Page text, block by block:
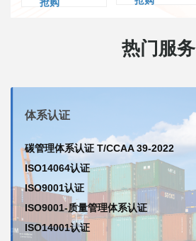
热门服务
体系认证
碳管理体系认证 T/CCAA 39-2022
ISO14064认证
ISO9001认证
ISO9001-质量管理体系认证
ISO14001认证